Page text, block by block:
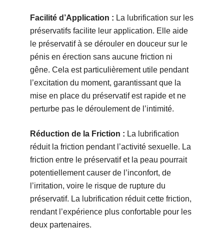
Facilité d’Application : La lubrification sur les
préservatifs facilite leur application. Elle aide
le préservatif à se dérouler en douceur sur le
pénis en érection sans aucune friction ni
gêne. Cela est particulièrement utile pendant
l’excitation du moment, garantissant que la
mise en place du préservatif est rapide et ne
perturbe pas le déroulement de l’intimité.
Réduction de la Friction : La lubrification
réduit la friction pendant l’activité sexuelle. La
friction entre le préservatif et la peau pourrait
potentiellement causer de l’inconfort, de
l’irritation, voire le risque de rupture du
préservatif. La lubrification réduit cette friction,
rendant l’expérience plus confortable pour les
deux partenaires.